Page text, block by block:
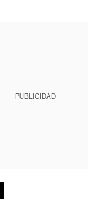
PUBLICIDAD